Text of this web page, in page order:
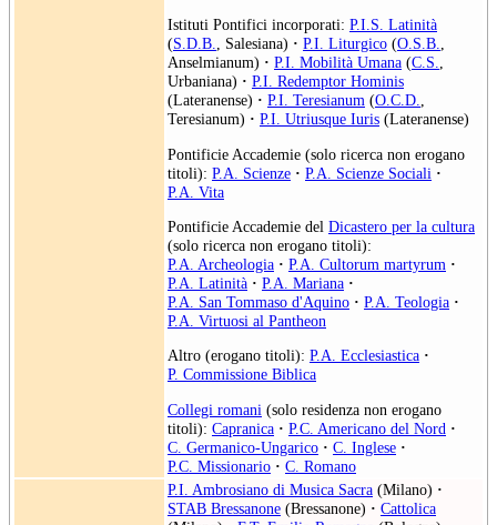
Istituti Pontifici incorporati: P.I.S. Latinità
(S.D.B., Salesiana) · P.I. Liturgico (O.S.B.,
Anselmianum) · P.I. Mobilità Umana (C.S.,
Urbaniana) · P.I. Redemptor Hominis
(Lateranense) · P.I. Teresianum (O.C.D.,
Teresianum) · P.I. Utriusque Iuris (Lateranense)
Pontificie Accademie (solo ricerca non erogano
titoli): P.A. Scienze · P.A. Scienze Sociali ·
P.A. Vita
Pontificie Accademie del Dicastero per la cultura
(solo ricerca non erogano titoli):
P.A. Archeologia · P.A. Cultorum martyrum ·
P.A. Latinità · P.A. Mariana ·
P.A. San Tommaso d'Aquino · P.A. Teologia ·
P.A. Virtuosi al Pantheon
Altro (erogano titoli): P.A. Ecclesiastica ·
P. Commissione Biblica
Collegi romani (solo residenza non erogano
titoli): Capranica · P.C. Americano del Nord ·
C. Germanico-Ungarico · C. Inglese ·
P.C. Missionario · C. Romano
P.I. Ambrosiano di Musica Sacra (Milano) ·
STAB Bressanone (Bressanone) · Cattolica